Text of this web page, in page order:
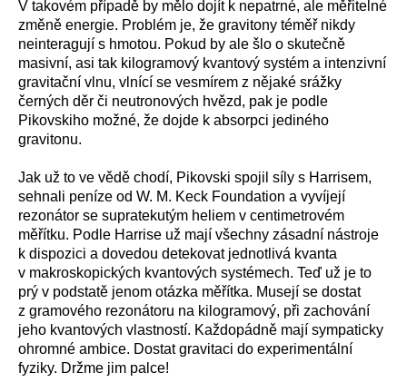
V takovém případě by mělo dojít k nepatrné, ale měřitelné
změně energie. Problém je, že gravitony téměř nikdy
neinteragují s hmotou. Pokud by ale šlo o skutečně
masivní, asi tak kilogramový kvantový systém a intenzivní
gravitační vlnu, vlnící se vesmírem z nějaké srážky
černých děr či neutronových hvězd, pak je podle
Pikovskiho možné, že dojde k absorpci jediného
gravitonu.
Jak už to ve vědě chodí, Pikovski spojil síly s Harrisem,
sehnali peníze od W. M. Keck Foundation a vyvíjejí
rezonátor se supratekutým heliem v centimetrovém
měřítku. Podle Harrise už mají všechny zásadní nástroje
k dispozici a dovedou detekovat jednotlivá kvanta
v makroskopických kvantových systémech. Teď už je to
prý v podstatě jenom otázka měřítka. Musejí se dostat
z gramového rezonátoru na kilogramový, při zachování
jeho kvantových vlastností. Každopádně mají sympaticky
ohromné ambice. Dostat gravitaci do experimentální
fyziky. Držme jim palce!